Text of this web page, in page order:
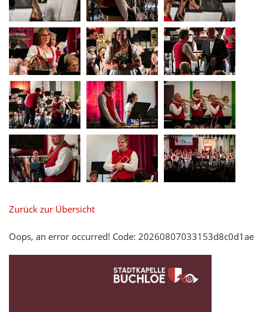
Zurück zur Übersicht
Oops, an error occurred! Code: 20260807033153d8c0d1ae